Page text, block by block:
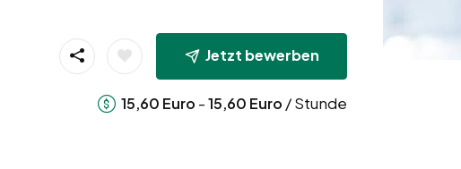
Jetzt bewerben
15,60 Euro -15,60 Euro / Stunde